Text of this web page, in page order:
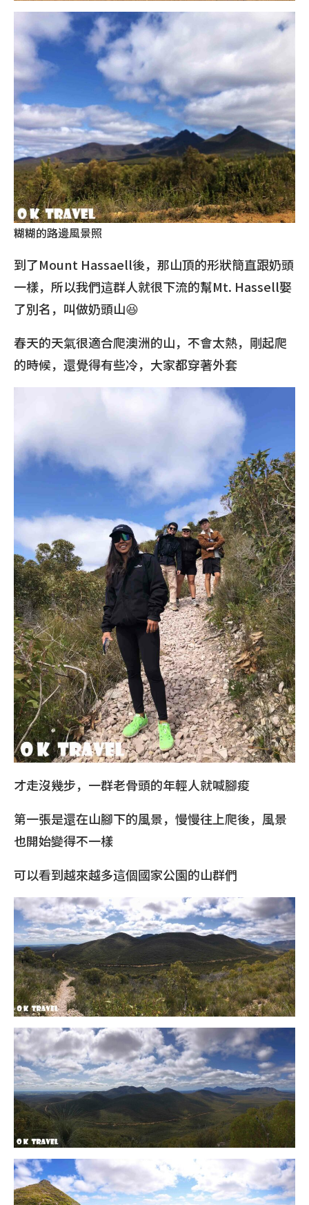
糊糊的路邊風景照
到了Mount Hassaell後，那山頂的形狀簡直跟奶頭
一樣，所以我們這群人就很下流的幫Mt. Hassell娶
了別名，叫做奶頭山😆
春天的天氣很適合爬澳洲的山，不會太熱，剛起爬
的時候，還覺得有些冷，大家都穿著外套
才走沒幾步，一群老骨頭的年輕人就喊腳痠
第一張是還在山腳下的風景，慢慢往上爬後，風景
也開始變得不一樣
可以看到越來越多這個國家公園的山群們